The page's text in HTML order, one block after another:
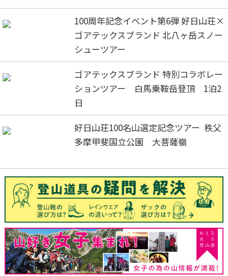
100周年記念イベント第6弾 好日山荘×
ゴアテックスブランド 北八ヶ岳スノー
シューツアー
ゴアテックスブランド 特別コラボレー
ションツアー 白馬乗鞍岳登頂 1泊2
日
好日山荘100名山選定記念ツアー 秩父
多摩甲斐国立公園 大菩薩嶺